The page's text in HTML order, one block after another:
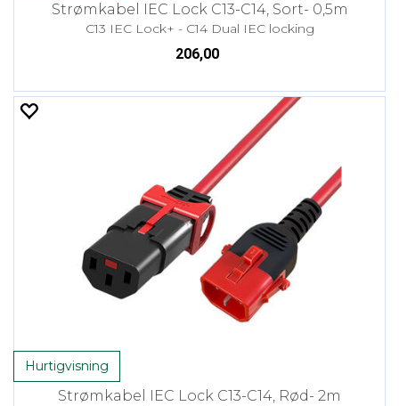
Strømkabel IEC Lock C13-C14, Sort- 0,5m
C13 IEC Lock+ - C14 Dual IEC locking
206,00
Hurtigvisning
Strømkabel IEC Lock C13-C14, Rød- 2m